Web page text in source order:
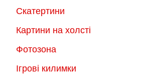
Скатертини
Картини на холсті
Фотозона
Ігрові килимки